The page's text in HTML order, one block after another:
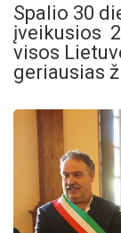
Spalio 30
įveikusios
visos
geriausias